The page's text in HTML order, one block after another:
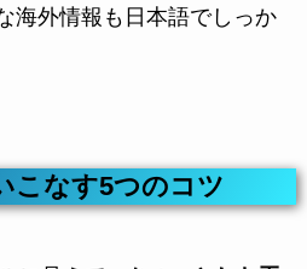
海外情報も日本語でしっか
こなす5つのコツ